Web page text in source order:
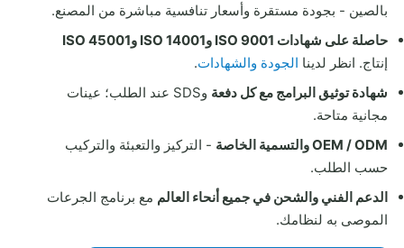
بالصين - بجودة مستقرة وأسعار تنافسية مباشرة من المصنع.
حاصلة على شهادات ISO 9001 وISO 14001 وISO 45001
إنتاج. انظر لدينا الجودة والشهادات.
شهادة توثيق البرامج مع كل دفعة
وSDS عند الطلب؛ عينات
مجانية متاحة.
OEM / ODM والتسمية الخاصة
- التركيز والتعبئة والتركيب
حسب الطلب.
الدعم الفني والشحن في جميع أنحاء العالم مع برنامج الجرعات
الموصى به لنظامك.